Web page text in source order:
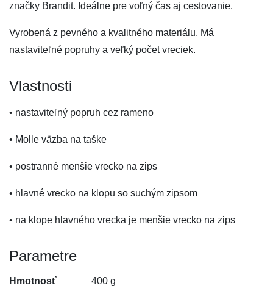
značky Brandit. Ideálne pre voľný čas aj cestovanie.
Vyrobená z pevného a kvalitného materiálu. Má
nastaviteľné popruhy a veľký počet vreciek.
Vlastnosti
• nastaviteľný popruh cez rameno
• Molle väzba na taške
• postranné menšie vrecko na zips
• hlavné vrecko na klopu so suchým zipsom
• na klope hlavného vrecka je menšie vrecko na zips
Parametre
Hmotnosť 400 g